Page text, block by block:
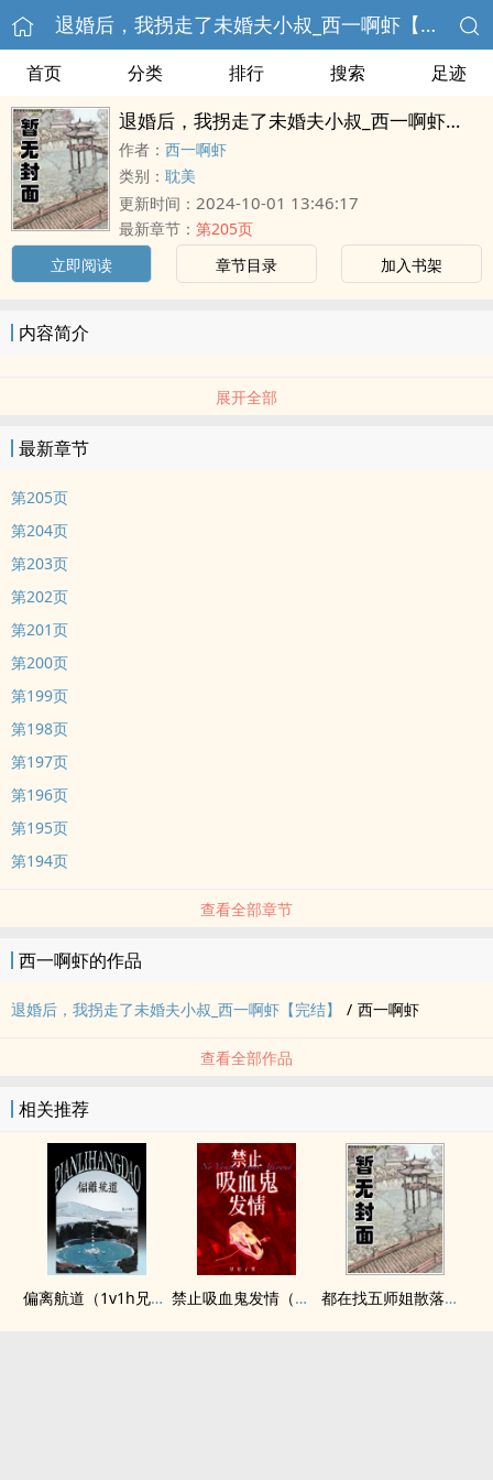
退婚后，我拐走了未婚夫小叔_西一啊虾【完结】
首页 分类 排行 搜索 足迹
退婚后，我拐走了未婚夫小叔_西一啊虾【完结】
作者： 西一啊虾
类别： 耽美
更新时间： 2024-10-01 13:46:17
最新章节： 第205页
立即阅读
章节目录 加入书架
内容简介
展开全部
最新章节
第205页
第204页
第203页
第202页
第201页
第200页
第199页
第198页
第197页
第196页
第195页
第194页
查看全部章节
西一啊虾的作品
退婚后，我拐走了未婚夫小叔_西一啊虾【完结】 / 西一啊虾
查看全部作品
相关推荐
偏离航道（1v1h兄妹骨科bg） 禁止吸血鬼发情（姐狗高H 1v1） 都在找五师姐散落的法宝